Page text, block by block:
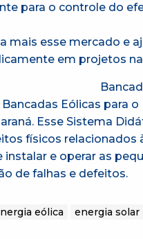
para o controle do
mais esse mercado e
em projetos
Eólicas para
Esse Sistema
físicos relacionados
e operar as
de falhas e defeitos.
eólica energia solar